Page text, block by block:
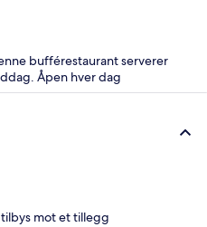
bufférestaurant serverer
Åpen hver dag
tilbys mot et tillegg